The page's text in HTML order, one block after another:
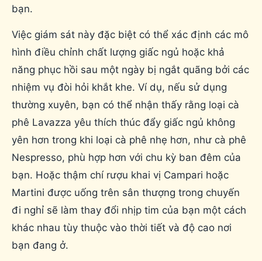
bạn.
Việc giám sát này đặc biệt có thể xác định các mô
hình điều chỉnh chất lượng giấc ngủ hoặc khả
năng phục hồi sau một ngày bị ngắt quãng bởi các
nhiệm vụ đòi hỏi khắt khe. Ví dụ, nếu sử dụng
thường xuyên, bạn có thể nhận thấy rằng loại cà
phê Lavazza yêu thích thúc đẩy giấc ngủ không
yên hơn trong khi loại cà phê nhẹ hơn, như cà phê
Nespresso, phù hợp hơn với chu kỳ ban đêm của
bạn. Hoặc thậm chí rượu khai vị Campari hoặc
Martini được uống trên sân thượng trong chuyến
đi nghỉ sẽ làm thay đổi nhịp tim của bạn một cách
khác nhau tùy thuộc vào thời tiết và độ cao nơi
bạn đang ở.